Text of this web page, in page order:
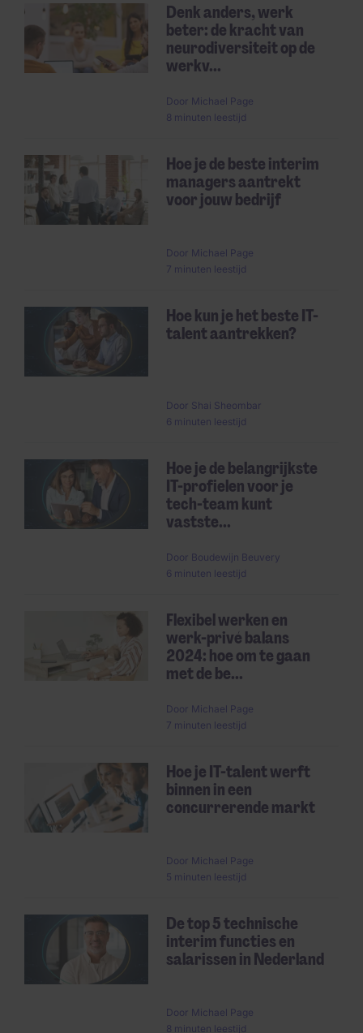
Denk anders, werk
beter: de kracht van
neurodiversiteit op de
werkv...
Door Michael Page
8 minuten leestijd
Hoe je de beste interim
managers aantrekt
voor jouw bedrijf
Door Michael Page
7 minuten leestijd
Hoe kun je het beste IT-
talent aantrekken?
Door Shai Sheombar
6 minuten leestijd
Hoe je de belangrijkste
IT-profielen voor je
tech-team kunt
vastste...
Door Boudewijn Beuvery
6 minuten leestijd
Flexibel werken en
werk-privé balans
2024: hoe om te gaan
met de be...
Door Michael Page
7 minuten leestijd
Hoe je IT-talent werft
binnen in een
concurrerende markt
Door Michael Page
5 minuten leestijd
De top 5 technische
interim functies en
salarissen in Nederland
Door Michael Page
8 minuten leestijd